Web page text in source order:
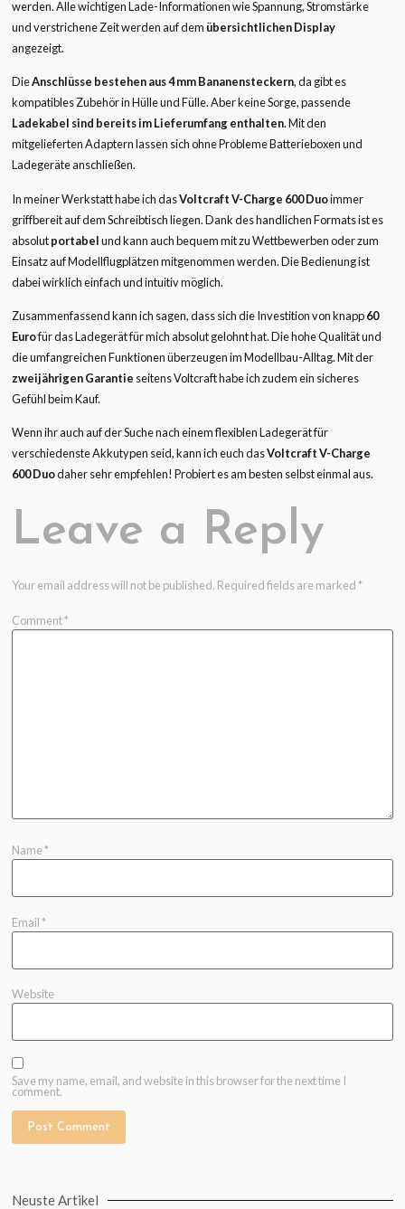
werden. Alle wichtigen Lade-Informationen wie Spannung, Stromstärke
und verstrichene Zeit werden auf dem übersichtlichen Display
angezeigt.
DieAnschlüsse bestehen aus 4 mm Bananensteckern, da gibt es
kompatibles Zubehör in Hülle und Fülle. Aber keine Sorge, passende
Ladekabel sind bereits im Lieferumfang enthalten. Mit den
mitgelieferten Adaptern lassen sich ohne Probleme Batterieboxen und
Ladegeräte anschließen.
In meiner Werkstatt habe ich dasVoltcraft V-Charge 600 Duoimmer
griffbereit auf dem Schreibtisch liegen. Dank des handlichen Formats ist es
absolutportabelund kann auch bequem mit zu Wettbewerben oder zum
Einsatz auf Modellflugplätzen mitgenommen werden. Die Bedienung ist
dabei wirklich einfach und intuitiv möglich.
Zusammenfassend kann ich sagen, dass sich die Investition von knapp60
Eurofür das Ladegerät für mich absolut gelohnt hat. Die hohe Qualität und
die umfangreichen Funktionen überzeugen im Modellbau-Alltag. Mit der
zweijährigen Garantie seitens Voltcraft habe ich zudem ein sicheres
Gefühl beim Kauf.
Wenn ihr auch auf der Suche nach einem flexiblen Ladegerät für
verschiedenste Akkutypen seid, kann ich euch dasVoltcraft V-Charge
600 Duodaher sehr empfehlen! Probiert es am besten selbst einmal aus.
Leave a Reply
Your email address will not be published. Required fields are marked*
Comment*
Name*
Email*
Website
Save my name, email, and website in this browser for the next time I
comment.
Neuste Artikel